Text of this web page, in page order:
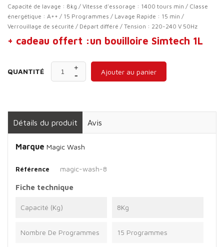
Capacité de lavage : 8kg / Vitesse d'essorage : 1400 tours min / Classe
énergétique : A++ / 15 Programmes / Lavage Rapide : 15 min /
Verrouillage de sécurité / Départ différé / Tension : 220-240 V 50Hz
+ cadeau offert :un bouilloire Simtech 1L
QUANTITÉ Ajouter au panier
Détails du produit Avis
Marque Magic Wash
Référence magic-wash-8
Fiche technique
Capacité (Kg) 8Kg
Nombre De Programmes 15 Programmes